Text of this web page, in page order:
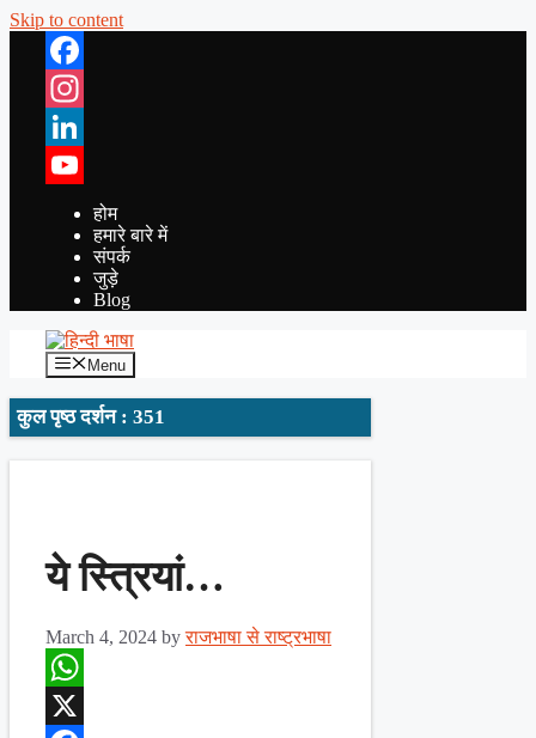
Skip to content
Facebook
Instagram
LinkedIn
YouTube
होम
हमारे बारे में
संपर्क
जुड़े
Blog
Menu
कुल पृष्ठ दर्शन : 351
ये स्त्रियां…
March 4, 2024 byराजभाषा से राष्ट्रभाषा
WhatsApp